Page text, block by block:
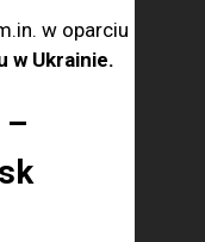
w oparciu
w Ukrainie.
–